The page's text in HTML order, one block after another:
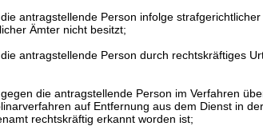
antragstellende Person infolge
Ämter nicht besitzt;
antragstellende Person durch rechtskräftiges
die antragstellende Person im Verfahren
auf Entfernung aus dem Dienst in
rechtskräftig erkannt worden ist;